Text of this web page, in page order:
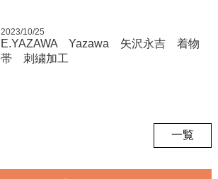
2023/10/25
E.YAZAWA Yazawa 矢沢永吉 着物
帯 刺繍加工
一覧